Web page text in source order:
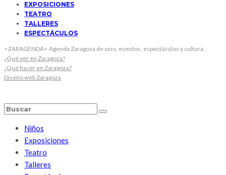
EXPOSICIONES
TEATRO
TALLERES
ESPECTÁCULOS
⋆ZARAGENDA⋆ Agenda Zaragoza de ocio, eventos, espectáculos y cultura.
¿Qué ver en Zaragoza?
¿Qué hacer en Zaragoza?
Diseño web Zaragoza
Niños
Exposiciones
Teatro
Talleres